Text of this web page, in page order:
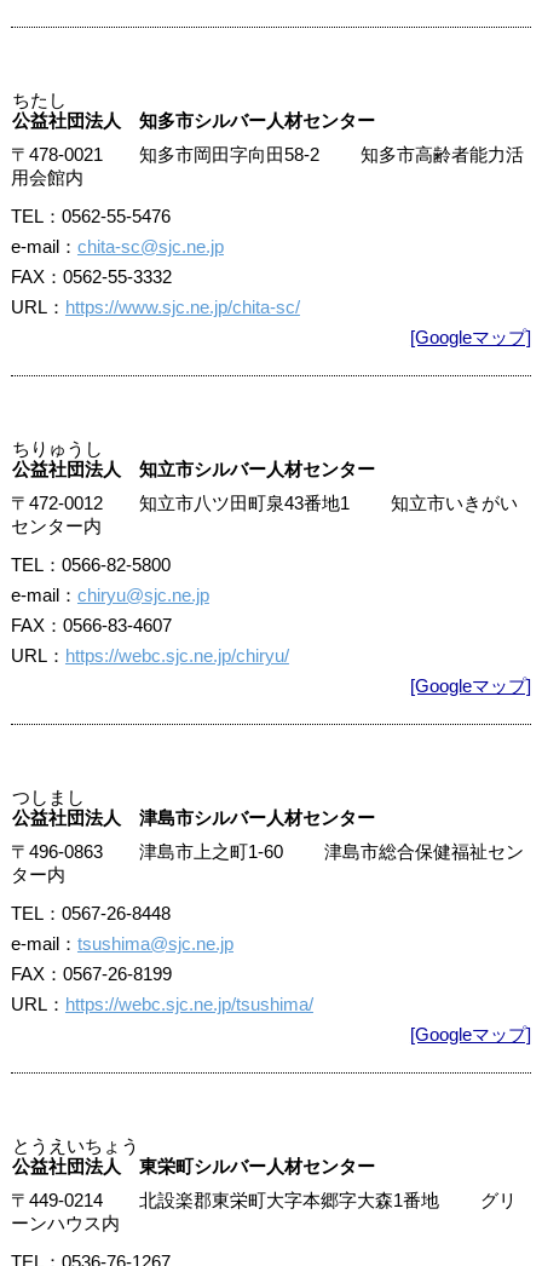
ちたし
公益社団法人 知多市シルバー人材センター
〒478-0021 知多市岡田字向田58-2 知多市高齢者能力活
用会館内
TEL：0562-55-5476
e-mail： chita-sc@sjc.ne.jp
FAX：0562-55-3332
URL： https://www.sjc.ne.jp/chita-sc/
[Googleマップ]
ちりゅうし
公益社団法人 知立市シルバー人材センター
〒472-0012 知立市八ツ田町泉43番地1 知立市いきがい
センター内
TEL：0566-82-5800
e-mail： chiryu@sjc.ne.jp
FAX：0566-83-4607
URL： https://webc.sjc.ne.jp/chiryu/
[Googleマップ]
つしまし
公益社団法人 津島市シルバー人材センター
〒496-0863 津島市上之町1-60 津島市総合保健福祉セン
ター内
TEL：0567-26-8448
e-mail： tsushima@sjc.ne.jp
FAX：0567-26-8199
URL： https://webc.sjc.ne.jp/tsushima/
[Googleマップ]
とうえいちょう
公益社団法人 東栄町シルバー人材センター
〒449-0214 北設楽郡東栄町大字本郷字大森1番地 グリ
ーンハウス内
TEL：0536-76-1267